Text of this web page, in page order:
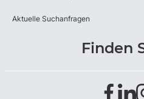
Aktuelle Suchanfragen
Finden